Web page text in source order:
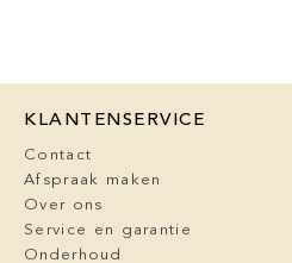
KLANTENSERVICE
Contact
Afspraak maken
Over ons
Service en garantie
Onderhoud